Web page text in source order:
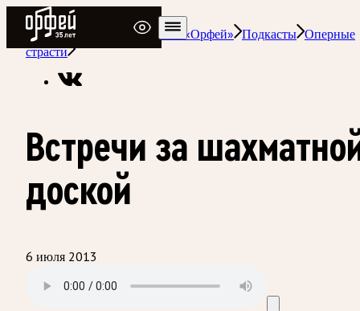
Радио Орфей
Радио классической музыки «Орфей» Подкасты Оперные
страсти
Встречи за
доской
6 июля 2013